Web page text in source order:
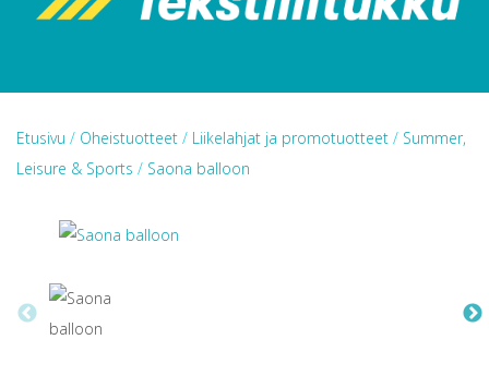
Etusivu / Oheistuotteet / Liikelahjat ja promotuotteet / Summer,
Leisure & Sports / Saona balloon